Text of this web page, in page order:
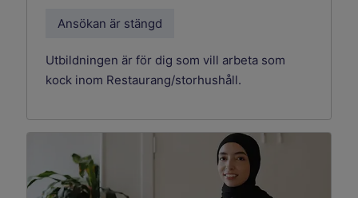
Ansökan är stängd
Utbildningen är för dig som vill arbeta som
kock inom Restaurang/storhushåll.